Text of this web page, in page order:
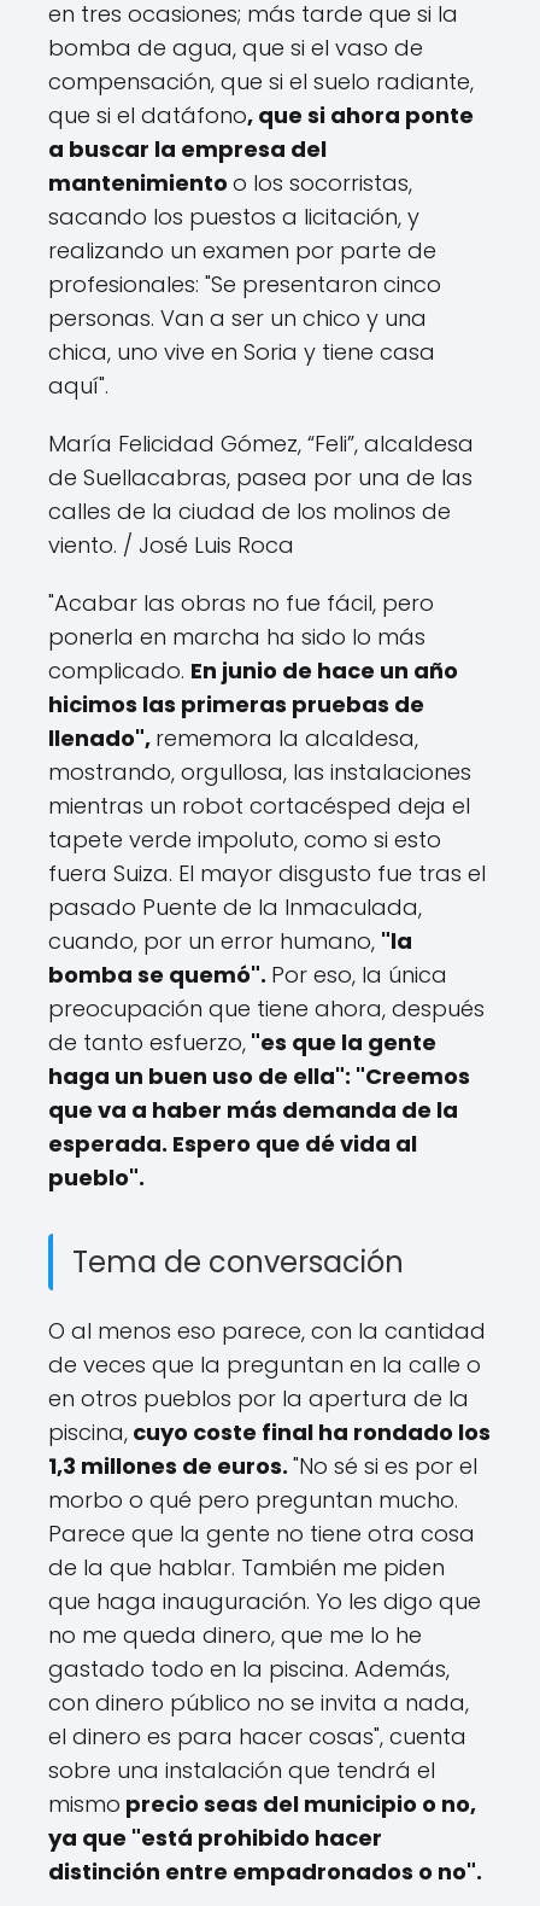
en tres ocasiones; más tarde que si la
bomba de agua, que si el vaso de
compensación, que si el suelo radiante,
que si el datáfono, que si ahora ponte
a buscar la empresa del
mantenimiento o los socorristas,
sacando los puestos a licitación, y
realizando un examen por parte de
profesionales: "Se presentaron cinco
personas. Van a ser un chico y una
chica, uno vive en Soria y tiene casa
aquí".
María Felicidad Gómez, “Feli”, alcaldesa
de Suellacabras, pasea por una de las
calles de la ciudad de los molinos de
viento. / José Luis Roca
"Acabar las obras no fue fácil, pero
ponerla en marcha ha sido lo más
complicado. En junio de hace un año
hicimos las primeras pruebas de
llenado", rememora la alcaldesa,
mostrando, orgullosa, las instalaciones
mientras un robot cortacésped deja el
tapete verde impoluto, como si esto
fuera Suiza. El mayor disgusto fue tras el
pasado Puente de la Inmaculada,
cuando, por un error humano, "la
bomba se quemó". Por eso, la única
preocupación que tiene ahora, después
de tanto esfuerzo, "es que la gente
haga un buen uso de ella": "Creemos
que va a haber más demanda de la
esperada. Espero que dé vida al
pueblo".
Tema de conversación
O al menos eso parece, con la cantidad
de veces que la preguntan en la calle o
en otros pueblos por la apertura de la
piscina, cuyo coste final ha rondado los
1,3 millones de euros. "No sé si es por el
morbo o qué pero preguntan mucho.
Parece que la gente no tiene otra cosa
de la que hablar. También me piden
que haga inauguración. Yo les digo que
no me queda dinero, que me lo he
gastado todo en la piscina. Además,
con dinero público no se invita a nada,
el dinero es para hacer cosas", cuenta
sobre una instalación que tendrá el
mismo precio seas del municipio o no,
ya que "está prohibido hacer
distinción entre empadronados o no".